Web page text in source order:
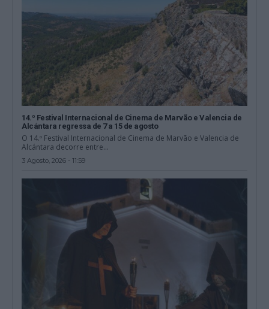
14.º Festival Internacional de Cinema de Marvão e Valencia de
Alcántara regressa de 7 a 15 de agosto
O 14.º Festival Internacional de Cinema de Marvão e Valencia de
Alcántara decorre entre...
3 Agosto, 2026 - 11:59